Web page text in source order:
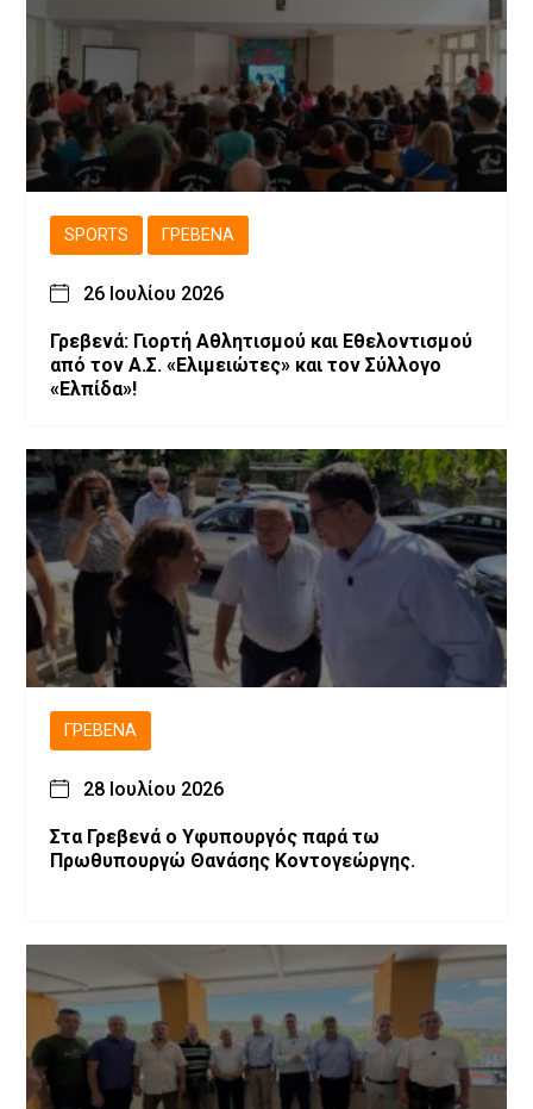
SPORTS ΓΡΕΒΕΝΆ
26 Ιουλίου 2026
Γρεβενά: Γιορτή Αθλητισμού και Εθελοντισμού
από τον Α.Σ. «Ελιμειώτες» και τον Σύλλογο
«Ελπίδα»!
ΓΡΕΒΕΝΆ
28 Ιουλίου 2026
Στα Γρεβενά ο Υφυπουργός παρά τω
Πρωθυπουργώ Θανάσης Κοντογεώργης.